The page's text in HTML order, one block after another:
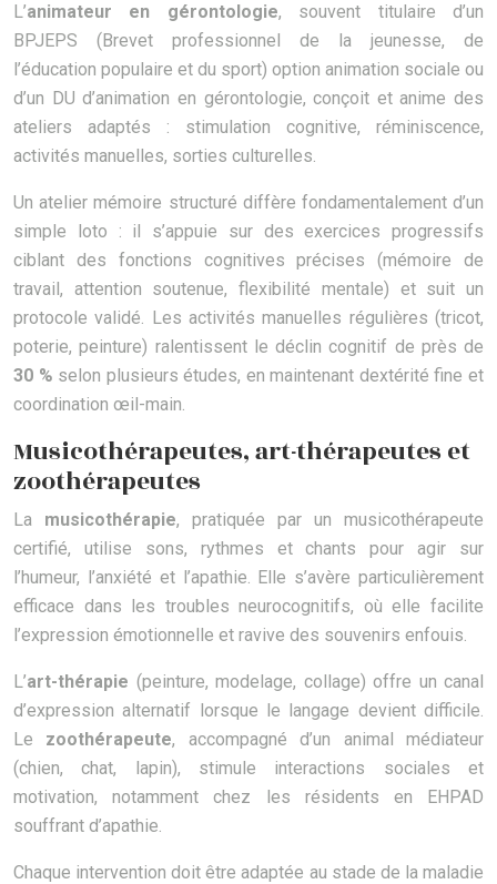
L’animateur en gérontologie, souvent titulaire d’un
BPJEPS (Brevet professionnel de la jeunesse, de
l’éducation populaire et du sport) option animation sociale ou
d’un DU d’animation en gérontologie, conçoit et anime des
ateliers adaptés : stimulation cognitive, réminiscence,
activités manuelles, sorties culturelles.
Un atelier mémoire structuré diffère fondamentalement d’un
simple loto : il s’appuie sur des exercices progressifs
ciblant des fonctions cognitives précises (mémoire de
travail, attention soutenue, flexibilité mentale) et suit un
protocole validé. Les activités manuelles régulières (tricot,
poterie, peinture) ralentissent le déclin cognitif de près de
30 % selon plusieurs études, en maintenant dextérité fine et
coordination œil-main.
Musicothérapeutes, art-thérapeutes et
zoothérapeutes
La musicothérapie, pratiquée par un musicothérapeute
certifié, utilise sons, rythmes et chants pour agir sur
l’humeur, l’anxiété et l’apathie. Elle s’avère particulièrement
efficace dans les troubles neurocognitifs, où elle facilite
l’expression émotionnelle et ravive des souvenirs enfouis.
L’art-thérapie (peinture, modelage, collage) offre un canal
d’expression alternatif lorsque le langage devient difficile.
Le zoothérapeute, accompagné d’un animal médiateur
(chien, chat, lapin), stimule interactions sociales et
motivation, notamment chez les résidents en EHPAD
souffrant d’apathie.
Chaque intervention doit être adaptée au stade de la maladie